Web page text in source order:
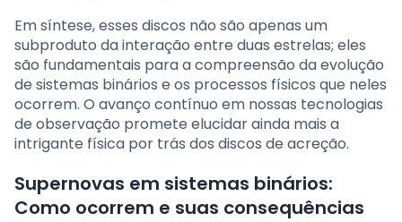
Em síntese, esses discos não são apenas um
subproduto da interação entre duas estrelas; eles
são fundamentais para a compreensão da evolução
de sistemas binários e os processos físicos que neles
ocorrem. O avanço contínuo em nossas tecnologias
de observação promete elucidar ainda mais a
intrigante física por trás dos discos de acreção.
Supernovas em sistemas binários:
Como ocorrem e suas consequências